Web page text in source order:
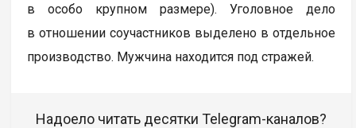
в особо крупном размере). Уголовное дело
в отношении соучастников выделено в отдельное
производство. Мужчина находится под стражей.
Надоело читать десятки Telegram-каналов?